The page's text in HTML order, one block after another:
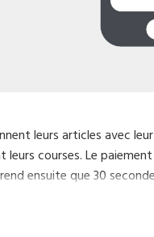
leurs articles avec
leurs courses. Le
ensuite que 30
l’expérience commerciale
des principales sources